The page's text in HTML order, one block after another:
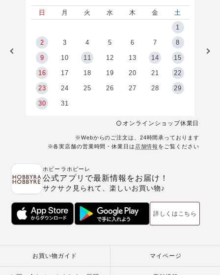
日 月 火 水 木 金
土
1
2 3 4 5 6 7 8
9 10 11 12 13 14 15
16 17 18 19 20 21 22
23 24 25 26 27 28 29
30 31
オンラインショップ休業日
※Webからのご注文は、24時間承っております
※各実店舗の営業時間・休業日は 店舗情報 をご覧ください
ホビーラホビーレ
公式アプリで最新情報をお届け！
サクサク見られて、楽しいお買い物♪
詳しくはこちら
お買い物ガイド マイページ